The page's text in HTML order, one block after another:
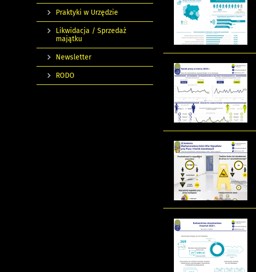
Praktyki w Urzędzie
Likwidacja / Sprzedaż
majątku
Newsletter
RODO